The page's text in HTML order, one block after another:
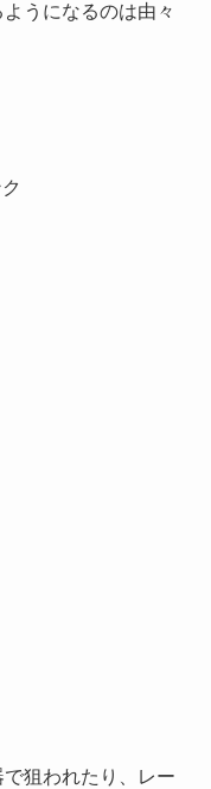
うになるのは由々
狙われたり、レー